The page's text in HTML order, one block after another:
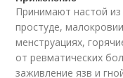
Принимают настой
простуде,
менструациях,
от ревматических
заживление язв и